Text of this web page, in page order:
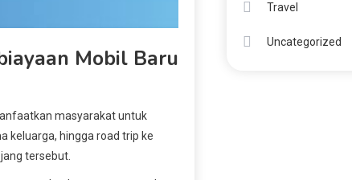
Mobil Baru
masyarakat untuk
keluarga, hingga road trip ke
tersebut.
Travel
Uncategorized